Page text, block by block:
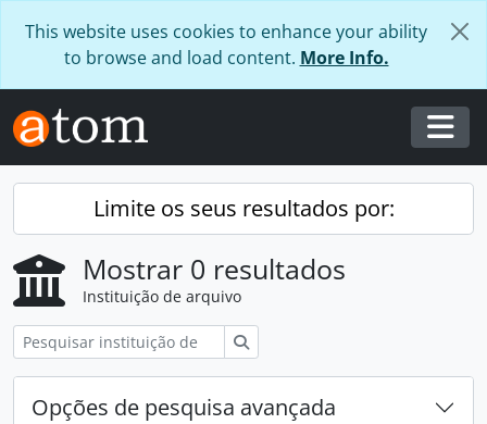
This website uses cookies to enhance your ability
to browse and load content. More Info.
Limite os seus resultados por:
Mostrar 0 resultados
Instituição de arquivo
Opções de pesquisa avançada